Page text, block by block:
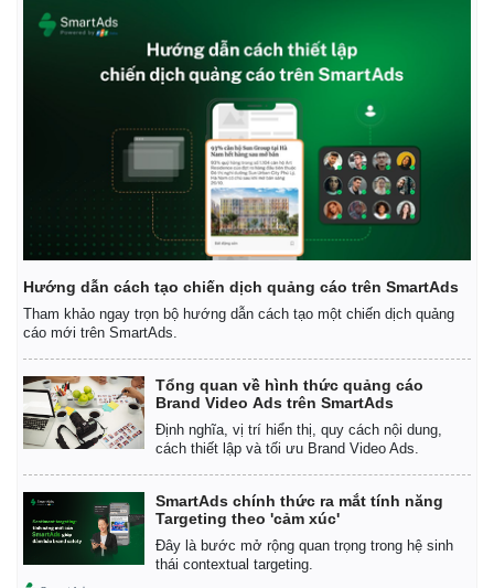
Hướng dẫn cách tạo chiến dịch quảng cáo trên SmartAds
Tham khảo ngay trọn bộ hướng dẫn cách tạo một chiến dịch quảng
cáo mới trên SmartAds.
Tổng quan về hình thức quảng cáo
Brand Video Ads trên SmartAds
Định nghĩa, vị trí hiển thị, quy cách nội dung,
cách thiết lập và tối ưu Brand Video Ads.
SmartAds chính thức ra mắt tính năng
Targeting theo 'cảm xúc'
Đây là bước mở rộng quan trọng trong hệ sinh
thái contextual targeting.